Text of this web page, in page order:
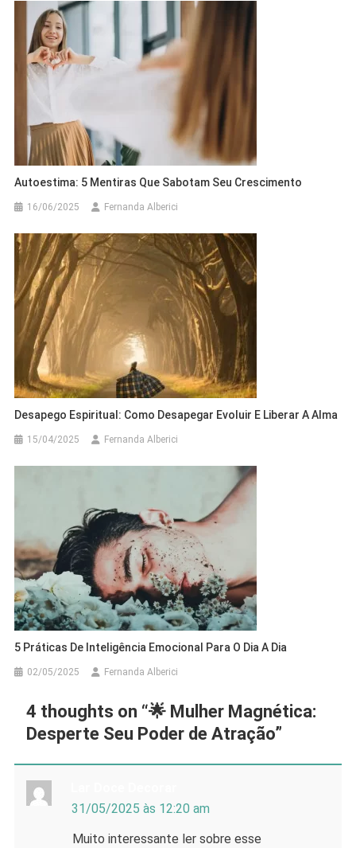
Autoestima: 5 Mentiras Que Sabotam Seu Crescimento
16/06/2025 Fernanda Alberici
Desapego Espiritual: Como Desapegar Evoluir E Liberar A Alma
15/04/2025 Fernanda Alberici
5 Práticas De Inteligência Emocional Para O Dia A Dia
02/05/2025 Fernanda Alberici
4 thoughts on “🌟 Mulher Magnética:
Desperte Seu Poder de Atração”
31/05/2025 às 12:20 am
Muito interessante ler sobre esse